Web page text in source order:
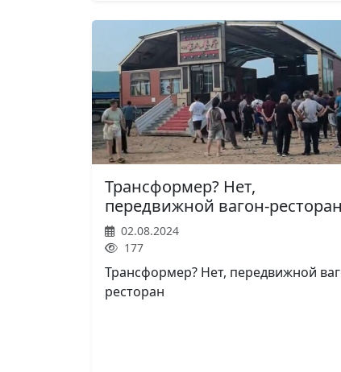
Трансформер? Нет,
передвижной вагон-ресторан
02.08.2024
177
Трансформер? Нет, передвижной
ресторан